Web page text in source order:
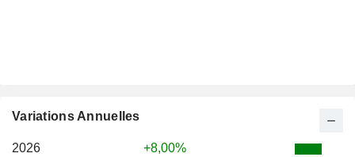
Variations Annuelles
2026
+8,00%